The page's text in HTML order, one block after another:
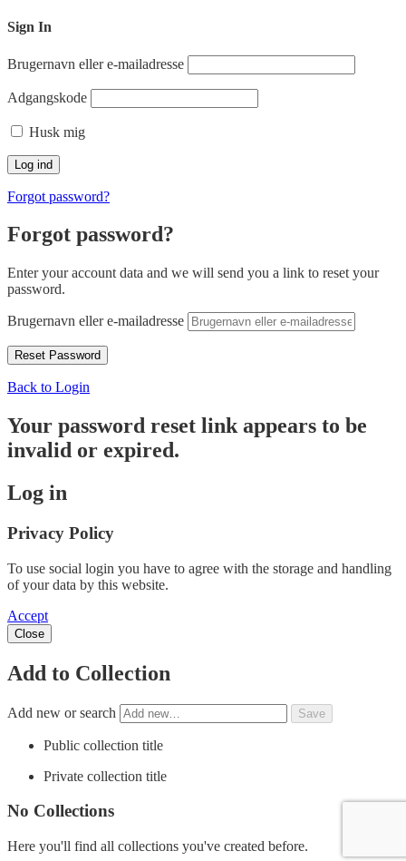
Sign In
Brugernavn eller e-mailadresse
Adgangskode
Husk mig
Forgot password?
Forgot password?
Enter your account data and we will send you a link to reset your
password.
Brugernavn eller e-mailadresse
Back to Login
Your password reset link appears to be
invalid or expired.
Log in
Privacy Policy
To use social login you have to agree with the storage and handling
of your data by this website.
Accept
Close
Add to Collection
Add new or search
Public collection title
Private collection title
No Collections
Here you'll find all collections you've created before.